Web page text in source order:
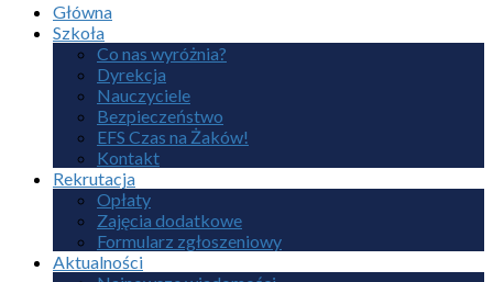
Główna
Szkoła
Co nas wyróżnia?
Dyrekcja
Nauczyciele
Bezpieczeństwo
EFS Czas na Żaków!
Kontakt
Rekrutacja
Opłaty
Zajęcia dodatkowe
Formularz zgłoszeniowy
Aktualności